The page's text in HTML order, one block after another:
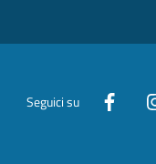
Seguici su